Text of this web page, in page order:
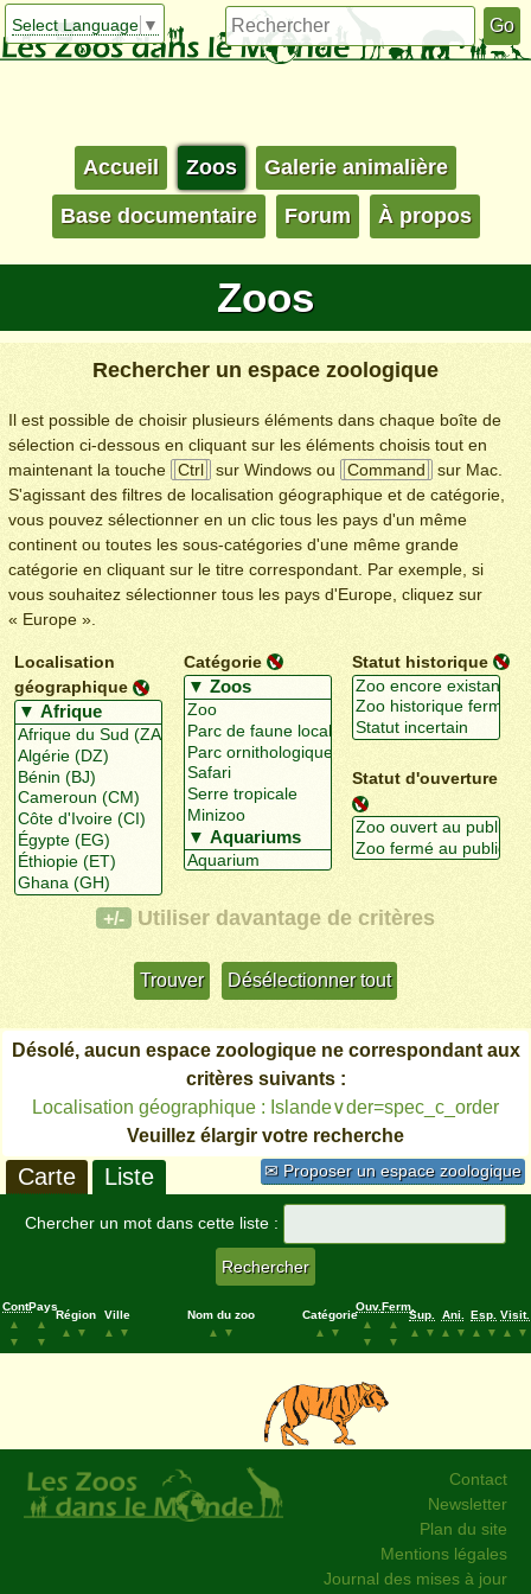
Select Language ▼
Accueil Zoos Galerie animalière
Base documentaire Forum À propos
Zoos
Rechercher un espace zoologique
Il est possible de choisir plusieurs éléments dans chaque boîte de
sélection ci-dessous en cliquant sur les éléments choisis tout en
maintenant la touche
Ctrl sur Windows ou Command
sur Mac.
S'agissant des filtres de localisation géographique et de catégorie,
vous pouvez sélectionner en un clic tous les pays d'un même
continent ou toutes les sous-catégories d'une même grande
catégorie en cliquant sur le titre correspondant. Par exemple, si
vous souhaitez sélectionner tous les pays d'Europe, cliquez sur
« Europe ».
Localisation
géographique
Catégorie Statut historique
Statut d'ouverture
+/- Utiliser davantage de critères
Désolé, aucun espace zoologique ne correspondant aux
critères suivants :
Localisation géographique : Islande∨der=spec_c_order
Veuillez élargir votre recherche
✉ Proposer un espace zoologique
Carte Liste
Chercher un mot dans cette liste :
Cont.
▲
▼
Pays
▲
▼
Région
▲
▼
Ville
▲
▼
Nom du zoo
▲
▼
Catégorie
▲
▼
Ouv.
▲
▼
Ferm.
▲
▼
Sup.
▲
▼
Ani.
▲
▼
Esp.
▲
▼
Visit.
▲
▼
Contact
Newsletter
Plan du site
Mentions légales
Journal des mises à jour